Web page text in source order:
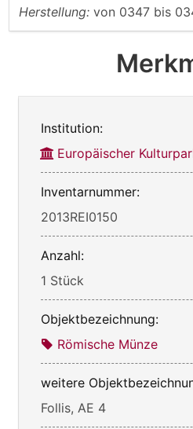
Herstellung: von 0347 bis
Institution:
Europäischer
Inventarnummer:
2013REI0150
Anzahl:
1 Stück
Objektbezeichnung:
Römische Münze
weitere
Follis, AE 4